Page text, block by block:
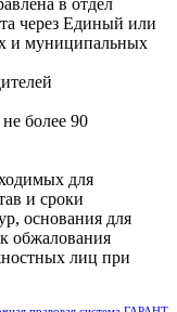
через Единый или
и муниципальных
более 90
для
и сроки
основания для
обжалования
лиц при